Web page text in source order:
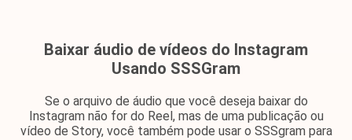
Baixar áudio de vídeos do Instagram
Usando SSSGram
Se o arquivo de áudio que você deseja baixar do
Instagram não for do Reel, mas de uma publicação ou
vídeo de Story, você também pode usar o SSSgram para